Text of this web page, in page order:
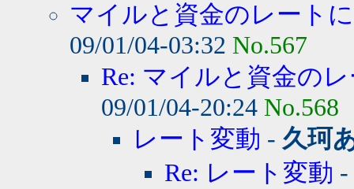
マイルと資金のレート
09/01/04-03:32 No.567
Re: マイルと資金の
09/01/04-20:24 No.568
レート変動 - 久珂
Re: レート変動 -